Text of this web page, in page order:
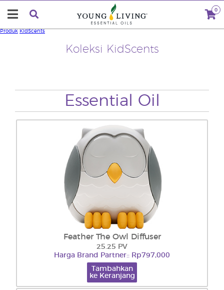
0
Koleksi KidScents
Produk KidScents
Essential Oil
Feather The Owl Diffuser
25.25 PV
Harga Brand Partner:: Rp797,000
Tambahkan
ke Keranjang